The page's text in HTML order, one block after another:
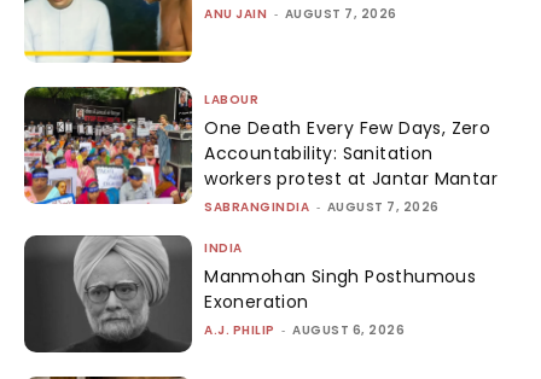
ANU JAIN - AUGUST 7, 2026
LABOUR
One Death Every Few Days, Zero
Accountability: Sanitation
workers protest at Jantar Mantar
SABRANGINDIA - AUGUST 7, 2026
INDIA
Manmohan Singh Posthumous
Exoneration
A.J. PHILIP - AUGUST 6, 2026